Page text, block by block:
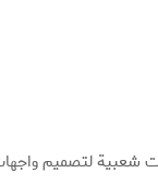
شعبية لتصميم